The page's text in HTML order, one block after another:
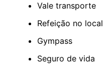
Vale transporte
Refeição no local
Gympass
Seguro de vida